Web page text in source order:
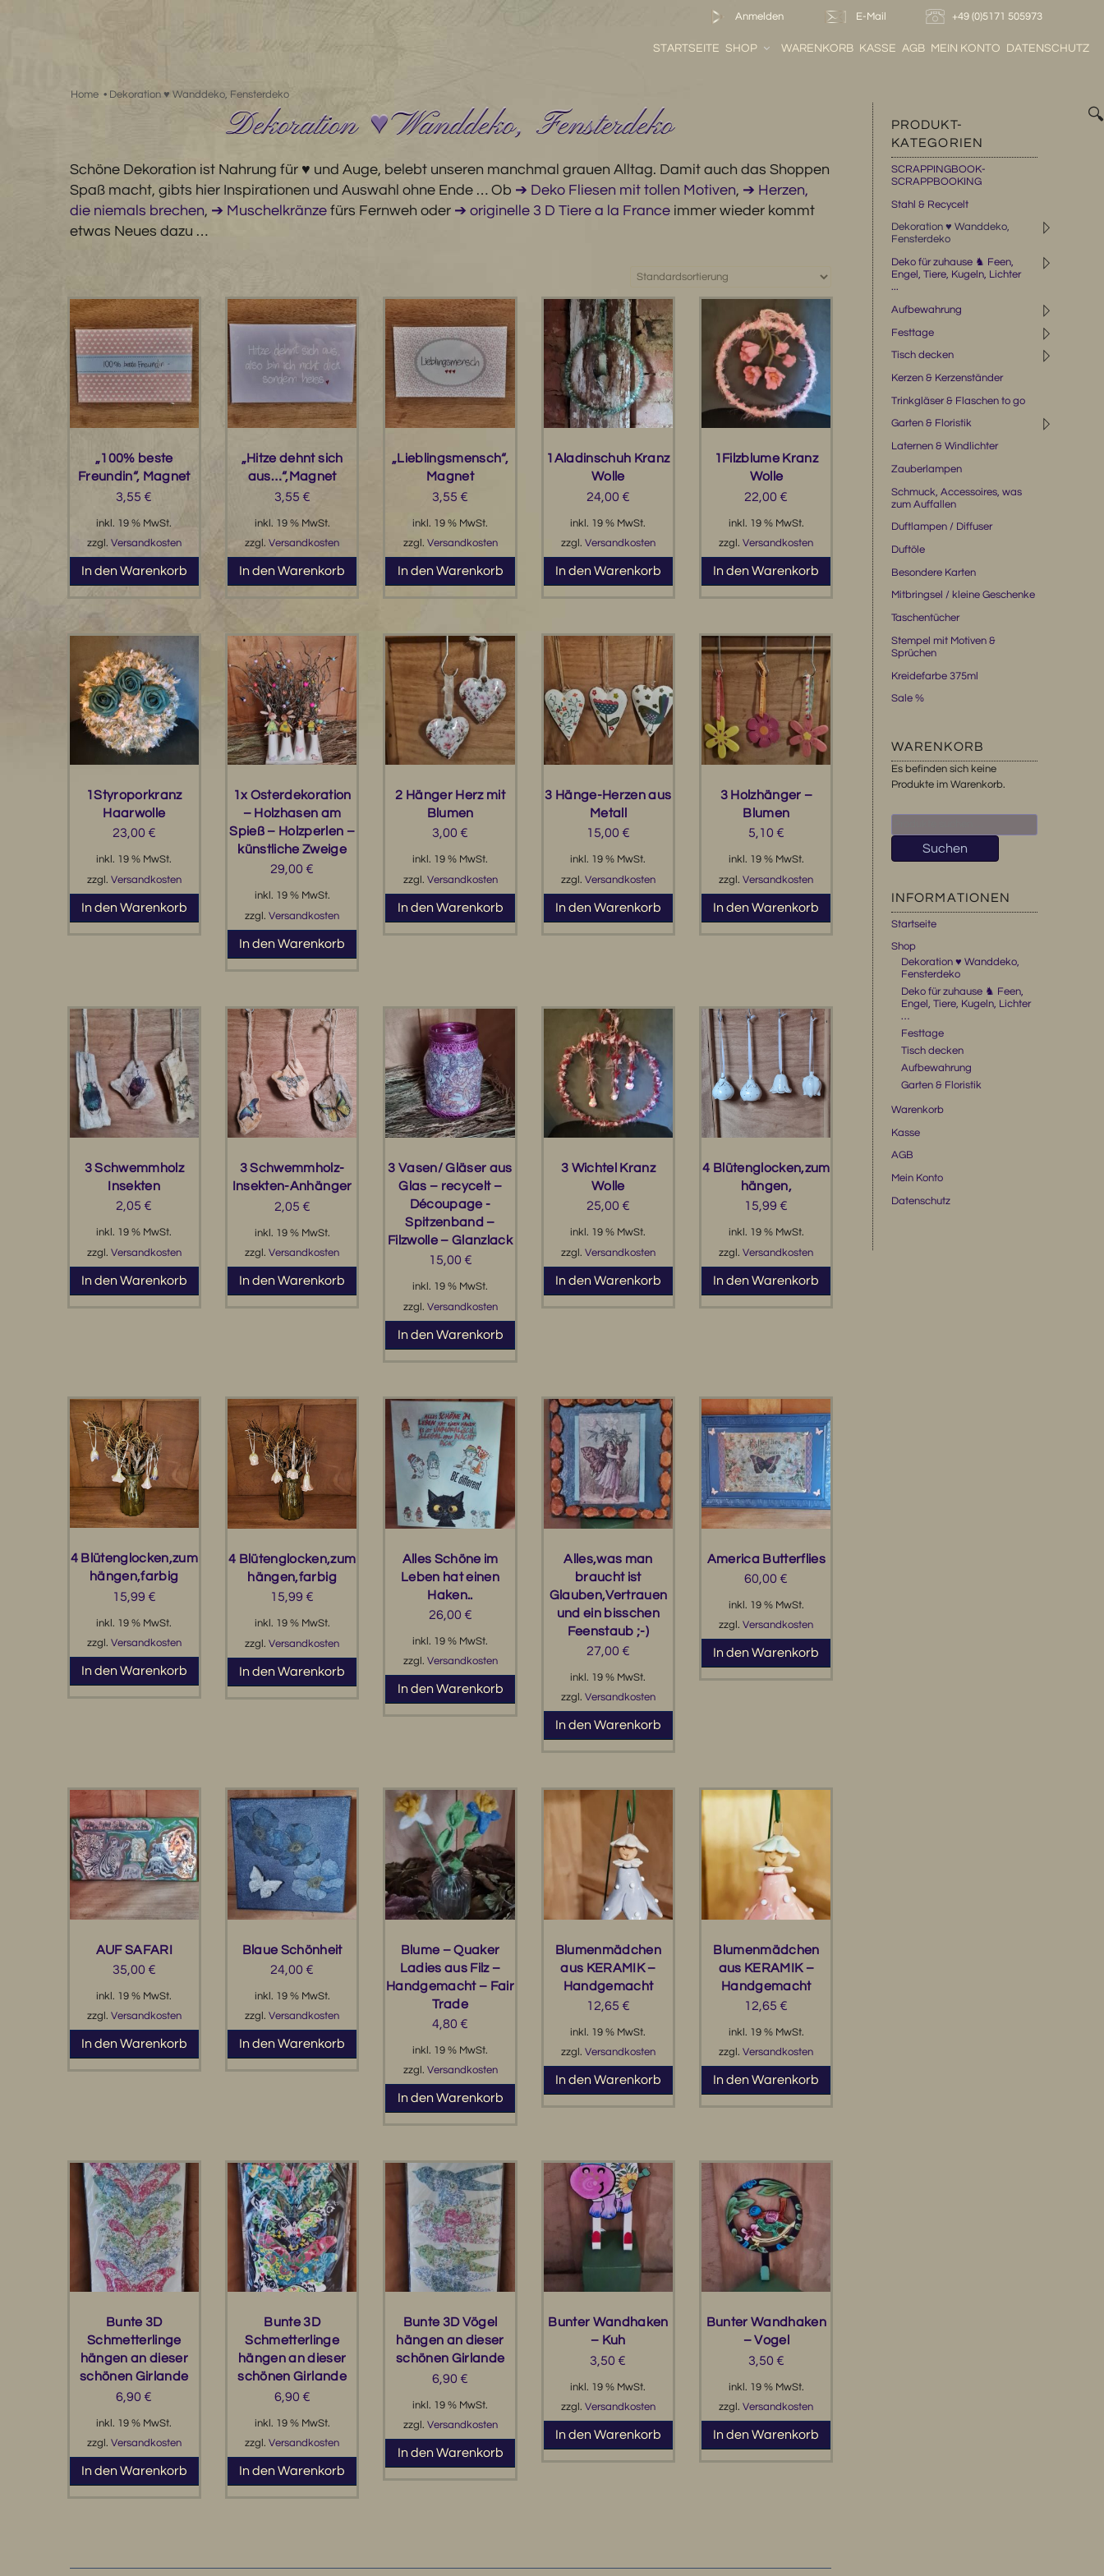
Anmelden E-Mail +49 (0)5171 505973
STARTSEITE SHOP WARENKORB KASSE AGB MEIN KONTO DATENSCHUTZ
Home • Dekoration ♥ Wanddeko, Fensterdeko
🔍
Dekoration ♥ Wanddeko, Fensterdeko
Schöne Dekoration ist Nahrung für ♥ und Auge, belebt unseren manchmal grauen Alltag. Damit auch das Shoppen
Spaß macht, gibts hier Inspirationen und Auswahl ohne Ende … Ob ➔ Deko Fliesen mit tollen Motiven, ➔ Herzen,
die niemals brechen, ➔ Muschelkränzefürs Fernweh oder ➔ originelle 3 D Tiere a la Franceimmer wieder kommt
etwas Neues dazu …
„100% beste
Freundin“, Magnet
3,55 €
inkl. 19 % MwSt.
zzgl. Versandkosten
In den Warenkorb
„Hitze dehnt sich
aus…“,Magnet
3,55 €
inkl. 19 % MwSt.
zzgl.Versandkosten
In den Warenkorb
„Lieblingsmensch“,
Magnet
3,55 €
inkl. 19 % MwSt.
zzgl. Versandkosten
In den Warenkorb
1Aladinschuh Kranz
Wolle
24,00 €
inkl. 19 % MwSt.
zzgl. Versandkosten
In den Warenkorb
1Filzblume Kranz
Wolle
22,00 €
inkl. 19 % MwSt.
zzgl.Versandkosten
In den Warenkorb
1Styroporkranz
Haarwolle
23,00 €
inkl. 19 % MwSt.
zzgl. Versandkosten
In den Warenkorb
1x Osterdekoration
– Holzhasen am
Spieß – Holzperlen –
künstliche Zweige
29,00 €
inkl. 19 % MwSt.
zzgl.Versandkosten
In den Warenkorb
2 Hänger Herz mit
Blumen
3,00 €
inkl. 19 % MwSt.
zzgl. Versandkosten
In den Warenkorb
3 Hänge-Herzen aus
Metall
15,00 €
inkl. 19 % MwSt.
zzgl. Versandkosten
In den Warenkorb
3 Holzhänger –
Blumen
5,10 €
inkl. 19 % MwSt.
zzgl.Versandkosten
In den Warenkorb
3 Schwemmholz
Insekten
2,05 €
inkl. 19 % MwSt.
zzgl. Versandkosten
In den Warenkorb
3 Schwemmholz-
Insekten-Anhänger
2,05 €
inkl. 19 % MwSt.
zzgl.Versandkosten
In den Warenkorb
3 Vasen/ Gläser aus
Glas – recycelt –
Découpage -
Spitzenband –
Filzwolle – Glanzlack
15,00 €
inkl. 19 % MwSt.
zzgl. Versandkosten
In den Warenkorb
3 Wichtel Kranz
Wolle
25,00 €
inkl. 19 % MwSt.
zzgl. Versandkosten
In den Warenkorb
4 Blütenglocken,zum
hängen,
15,99 €
inkl. 19 % MwSt.
zzgl.Versandkosten
In den Warenkorb
4 Blütenglocken,zum
hängen,farbig
15,99 €
inkl. 19 % MwSt.
zzgl. Versandkosten
In den Warenkorb
4 Blütenglocken,zum
hängen,farbig
15,99 €
inkl. 19 % MwSt.
zzgl.Versandkosten
In den Warenkorb
Alles Schöne im
Leben hat einen
Haken..
26,00 €
inkl. 19 % MwSt.
zzgl. Versandkosten
In den Warenkorb
Alles,was man
braucht ist
Glauben,Vertrauen
und ein bisschen
Feenstaub ;-)
27,00 €
inkl. 19 % MwSt.
zzgl. Versandkosten
In den Warenkorb
America Butterflies
60,00 €
inkl. 19 % MwSt.
zzgl.Versandkosten
In den Warenkorb
AUF SAFARI
35,00 €
inkl. 19 % MwSt.
zzgl. Versandkosten
In den Warenkorb
Blaue Schönheit
24,00 €
inkl. 19 % MwSt.
zzgl.Versandkosten
In den Warenkorb
Blume – Quaker
Ladies aus Filz –
Handgemacht – Fair
Trade
4,80 €
inkl. 19 % MwSt.
zzgl. Versandkosten
In den Warenkorb
Blumenmädchen
aus KERAMIK –
Handgemacht
12,65 €
inkl. 19 % MwSt.
zzgl. Versandkosten
In den Warenkorb
Blumenmädchen
aus KERAMIK –
Handgemacht
12,65 €
inkl. 19 % MwSt.
zzgl.Versandkosten
In den Warenkorb
Bunte 3D
Schmetterlinge
hängen an dieser
schönen Girlande
6,90 €
inkl. 19 % MwSt.
zzgl. Versandkosten
In den Warenkorb
Bunte 3D
Schmetterlinge
hängen an dieser
schönen Girlande
6,90 €
inkl. 19 % MwSt.
zzgl.Versandkosten
In den Warenkorb
Bunte 3D Vögel
hängen an dieser
schönen Girlande
6,90 €
inkl. 19 % MwSt.
zzgl. Versandkosten
In den Warenkorb
Bunter Wandhaken
– Kuh
3,50 €
inkl. 19 % MwSt.
zzgl. Versandkosten
In den Warenkorb
Bunter Wandhaken
– Vogel
3,50 €
inkl. 19 % MwSt.
zzgl.Versandkosten
In den Warenkorb
PRODUKT-
KATEGORIEN
SCRAPPINGBOOK-
SCRAPPBOOKING
Stahl & Recycelt
◹
Dekoration ♥ Wanddeko,
Fensterdeko
◹
Deko für zuhause ♞ Feen,
Engel, Tiere, Kugeln, Lichter
...
◹
Aufbewahrung
◹
Festtage
◹
Tisch decken
Kerzen & Kerzenständer
Trinkgläser & Flaschen to go
◹
Garten & Floristik
Laternen & Windlichter
Zauberlampen
Schmuck, Accessoires, was
zum Auffallen
Duftlampen / Diffuser
Duftöle
Besondere Karten
Mitbringsel / kleine Geschenke
Taschentücher
Stempel mit Motiven &
Sprüchen
Kreidefarbe 375ml
Sale %
WARENKORB
Es befinden sich keine
Produkte im Warenkorb.
nach:
Suchen
INFORMATIONEN
Startseite
Shop
Dekoration ♥ Wanddeko,
Fensterdeko
Deko für zuhause ♞ Feen,
Engel, Tiere, Kugeln, Lichter
…
Festtage
Tisch decken
Aufbewahrung
Garten & Floristik
Warenkorb
Kasse
AGB
Mein Konto
Datenschutz